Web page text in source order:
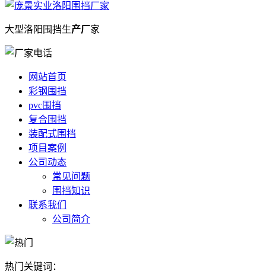
大型洛阳围挡生产厂家
网站首页
彩钢围挡
pvc围挡
复合围挡
装配式围挡
项目案例
公司动态
常见问题
围挡知识
联系我们
公司简介
热门关键词：